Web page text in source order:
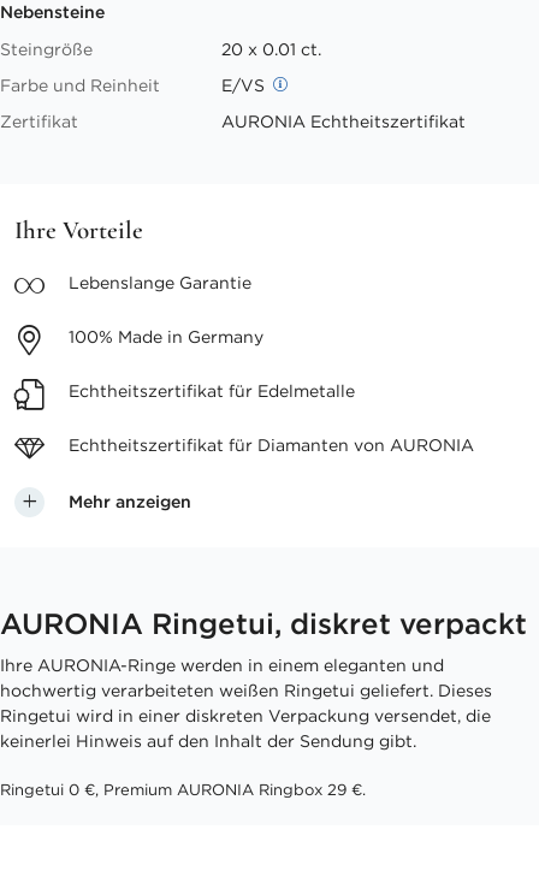
Nebensteine
Steingröße
20 x 0.01 ct.
Farbe und Reinheit
E/VS
Zertifikat
AURONIA Echtheitszertifikat
Ihre Vorteile
Lebenslange Garantie
100% Made in Germany
Echtheitszertifikat für Edelmetalle
Echtheitszertifikat für Diamanten von AURONIA
Mehr anzeigen
AURONIA Ringetui, diskret verpackt
Ihre AURONIA-Ringe werden in einem eleganten und
hochwertig verarbeiteten weißen Ringetui geliefert. Dieses
Ringetui wird in einer diskreten Verpackung versendet, die
keinerlei Hinweis auf den Inhalt der Sendung gibt.
Ringetui 0 €, Premium AURONIA Ringbox 29 €.